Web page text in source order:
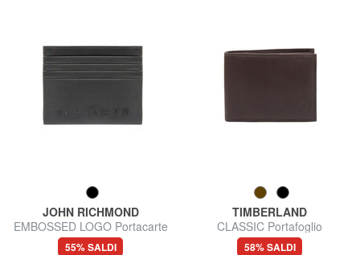
JOHN RICHMOND
EMBOSSED LOGO Portacarte
piatto in pelle
55% SALDI
TIMBERLAND
CLASSIC Portafoglio
portamonete in pelle
58% SALDI